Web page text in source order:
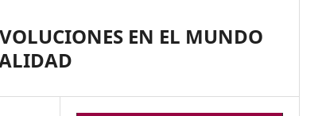
EN EL MUNDO